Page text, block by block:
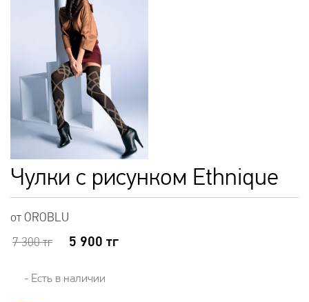
Чулки с рисунком Ethnique
от OROBLU
7 300тг 5 900 тг
- Есть в наличии